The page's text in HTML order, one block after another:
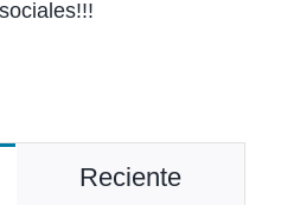
Reciente